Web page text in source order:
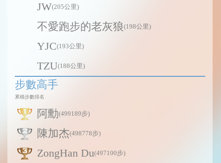
JW(205公里)
不愛跑步的老灰狼(198公里)
YJC(193公里)
TZU(188公里)
步數高手
累積步數排名
阿勳(499189步)
陳加杰(498778步)
ZongHan Du(497100步)